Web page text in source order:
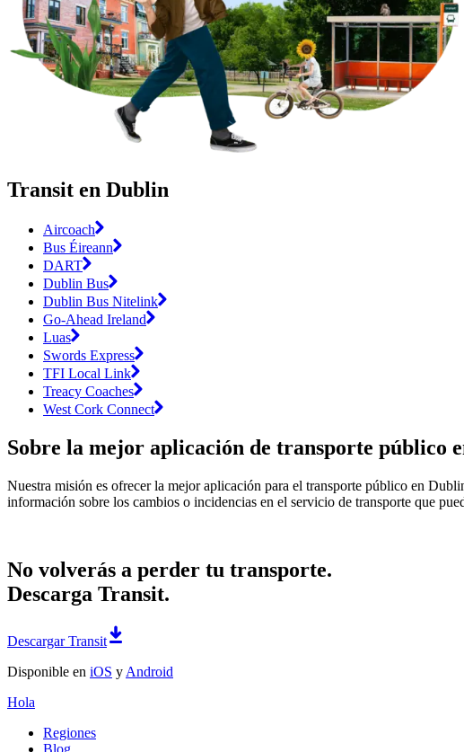
Transit en Dublin
Aircoach
Bus Éireann
DART
Dublin Bus
Dublin Bus Nitelink
Go-Ahead Ireland
Luas
Swords Express
TFI Local Link
Treacy Coaches
West Cork Connect
Sobre la mejor aplicación de transporte público
Nuestra misión es ofrecer la mejor aplicación para el transporte público en
información sobre los cambios o incidencias en el servicio de transporte que
No volverás a perder tu transporte.
Descarga Transit.
Descargar Transit
Disponible en iOS y Android
Hola
Regiones